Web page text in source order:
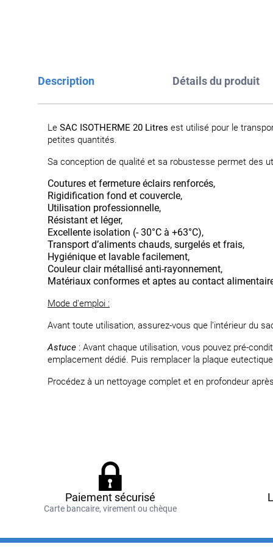
Description Détails du produit
Le SAC ISOTHERME 20 Litres est utilisé pour le
petites quantités.
Sa conception de qualité et sa robustesse permet des
Coutures et fermeture éclairs renforcés,
Rigidification fond et couvercle,
Utilisation professionnelle,
Résistant et léger,
Excellente isolation (- 30°C à +63°C),
Transport d’aliments chauds, surgelés et frais,
Hygiénique et lavable facilement,
Couleur clair métallisé anti-rayonnement,
Matériaux conformes et aptes au contact
Mode d'emploi :
Avant toute utilisation, assurez-vous que l’intérieur du
Astuce : Avant chaque utilisation, vous pouvez pré-
emplacement dédié. Puis remplacer la plaque
Procédez à un nettoyage complet et en profondeur
Paiement sécurisé
Carte bancaire, virement ou chèque